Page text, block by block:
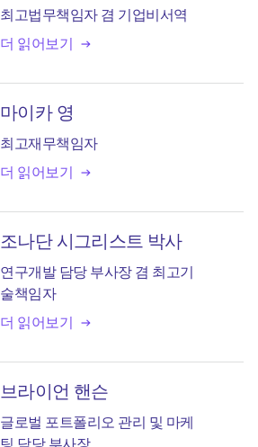
최고법무책임자 겸 기업비서역
더 읽어보기
마이카 영
최고재무책임자
더 읽어보기
조나단 시그리스트 박사
연구개발 담당 부사장 겸 최고기
술책임자
더 읽어보기
브라이언 핸슨
글로벌 포트폴리오 관리 및 마케
팅 담당 부사장